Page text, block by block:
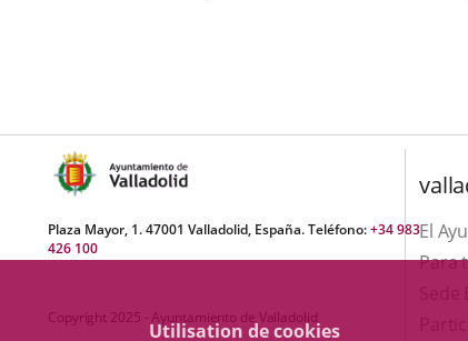
Utilisation de cookies
Plaza Mayor, 1. 47001 Valladolid, España. Teléfono:+34 983
426 100
Copyright 2025 - Ayuntamiento de Valladolid
El
Para